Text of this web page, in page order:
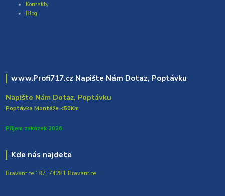
Kontakty
Blog
www.Profi717.cz Napište Nám Dotaz, Poptávku
Napište Nám Dotaz, Poptávku
Poptávka Montáže <50Km
Přijem zakázek 2026
Kde nás najdete
Bravantice 187, 74281 Bravantice